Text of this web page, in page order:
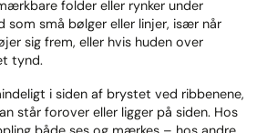
folder eller rynker under
som små bølger eller linjer, især når
sig frem, eller hvis huden over
tynd.
i siden af brystet ved ribbenene,
står forover eller ligger på siden. Hos